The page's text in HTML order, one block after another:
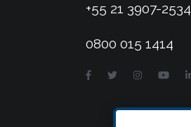
+55 21 3907-2534
0800 015 1414